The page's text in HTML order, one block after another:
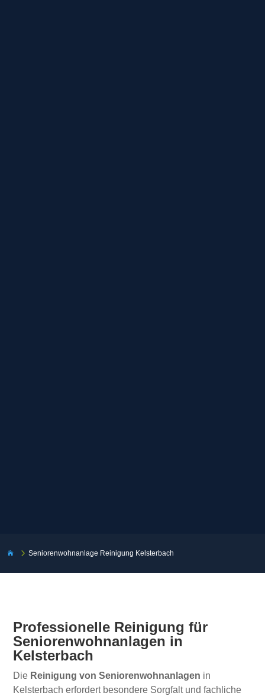
 5Seniorenwohnanlage Reinigung Kelsterbach
Professionelle Reinigung für
Seniorenwohnanlagen in
Kelsterbach
Die Reinigung von Seniorenwohnanlagen in
Kelsterbach erfordert besondere Sorgfalt und fachliche